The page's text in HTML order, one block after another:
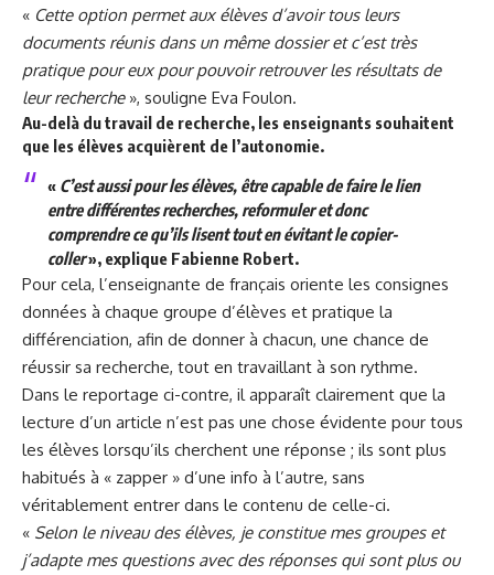
« Cette option permet aux élèves d’avoir tous leurs
documents réunis dans un même dossier et c’est très
pratique pour eux pour pouvoir retrouver les résultats de
leur recherche », souligne Eva Foulon.
Au-delà du travail de recherche, les enseignants souhaitent
que les élèves acquièrent de l’autonomie.
« C’est aussi pour les élèves, être capable de faire le lien
entre différentes recherches, reformuler et donc
comprendre ce qu’ils lisent tout en évitant le copier-
coller», explique Fabienne Robert.
Pour cela, l’enseignante de français oriente les consignes
données à chaque groupe d’élèves et pratique la
différenciation, afin de donner à chacun, une chance de
réussir sa recherche, tout en travaillant à son rythme.
Dans le reportage ci-contre, il apparaît clairement que la
lecture d’un article n’est pas une chose évidente pour tous
les élèves lorsqu’ils cherchent une réponse ; ils sont plus
habitués à « zapper » d’une info à l’autre, sans
véritablement entrer dans le contenu de celle-ci.
« Selon le niveau des élèves, je constitue mes groupes et
j’adapte mes questions avec des réponses qui sont plus ou